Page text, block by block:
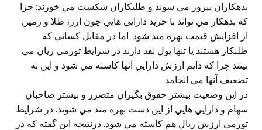
بدهكاران پيروز مي شوند و طلبكاران شكست مي خورند: چرا
كه بدهكار مي تواند با خريد دارايي هايي چون ارز، طلا و زمين
از افزايش قيمت بهره مند شود. اما در مقابل كساني كه
طلبكار هستند يا تنها پول نقد دارند در شرايط تورمي زيان مي
بينند چرا كه دايم ارزش دارايي آنها كاسته مي شود و اين به
تضعيف آنها مي انجامد.
در اين وضعيت بيشتر حقوق بگيران متضرر و بيشتر صاحبان
سهام و دارايي هايي از اين دست بهره مند مي شوند. در شرايط
تورمي ارزش ريال هم كاسته مي شود. درنتيجه اين گفته كه در